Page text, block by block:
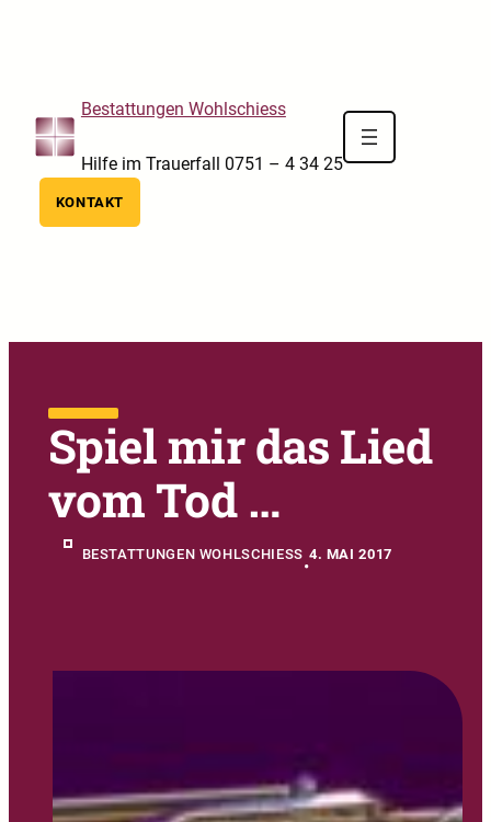
Bestattungen Wohlschiess
Hilfe im Trauerfall 0751 – 4 34 25
KONTAKT
Spiel mir das Lied
vom Tod …
BESTATTUNGEN WOHLSCHIESS
•
4. MAI 2017